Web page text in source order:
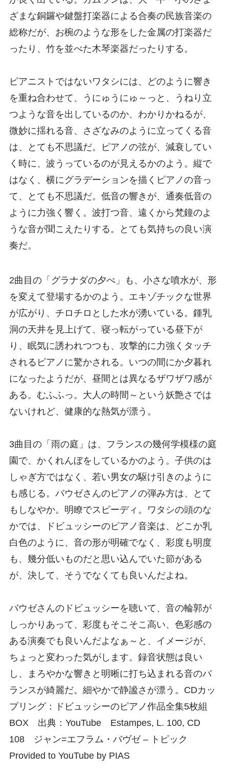
ざまな銅鑼や鍵盤打楽器による合奏の民族音楽の
総称だが、お椀のような形をした金属の打楽器だ
ったり、竹を並べた木琴楽器だったりする。
ピアニストではないワタシには、どのように響き
を重ね合わせて、うにゅうにゅ～っと、うねり立
つような音を出しているのか、わかりかねるが、
微妙に揺れる音、さざなみのように立ってくる音
は、とても不思議だ。ピアノの弦が、減衰してい
く時に、波うっているのが見えるかのよう。縦で
はなく、横にグラデーションを描くピアノの音っ
て、とても不思議だ。低音の響きが、通奏低音の
ように力強く響く。波打つ音、遠くから梵鐘のよ
うな音が聞こえたりする。とても気持ちの良い演
奏だ。
2曲目の「グラナダの夕べ」も、小さな噴水が、形
を変えて登場するかのよう。エキゾチックな世界
が広がり、チロチロとした水が湧いている。鍾乳
洞の天井を見上げて、寝っ転がっている昼下が
り、眠気に誘われつつも、攻撃的に力強くタッチ
されるピアノに驚かされる。いつの間にか夕暮れ
になったようだが、昼間とは異なるザワザワ感が
ある。むふふっ。大人の時間～という妖艶さでは
ないけれど、健康的な熱気が漂う。
3曲目の「雨の庭」は、フランスの幾何学模様の庭
園で、かくれんぼをしているかのよう。子供のは
しゃぎ方ではなく、若い男女の駆け引きのように
も感じる。バウゼさんのピアノの弾み方は、とて
もしなやか。明瞭でスピーディ。ワタシの頭のな
かでは、ドビュッシーのピアノ音楽は、どこか乳
白色のように、音の形が明確でなく、彩度も明度
も、幾分低いものだと思い込んでいた節がある
が、決して、そうでなくても良いんだよね。
バウゼさんのドビュッシーを聴いて、音の輪郭が
しっかりあって、彩度もそこそこ高い、色彩感の
ある演奏でも良いんだよなぁ～と、イメージが、
ちょっと変わった気がします。録音状態は良い
し、まろやかな響きと明晰に打ち込まれる音のバ
ランスが綺麗だ。細やかで静謐さが漂う。CDカッ
プリング：ドビュッシーのピアノ作品全集5枚組
BOX 出典：YouTube Estampes, L. 100, CD
108 ジャン=エフラム・バヴゼ – トピック
Provided to YouTube by PIAS